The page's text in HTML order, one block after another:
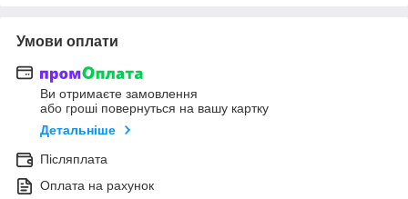
Умови оплати
Ви отримаєте замовлення
або гроші повернуться на вашу картку
Детальніше
Післяплата
Оплата на рахунок